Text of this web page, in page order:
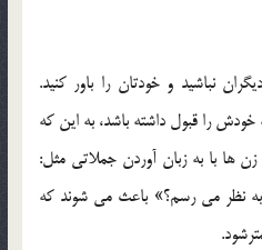
نباشيد و خودتان را باور کنيد.
را قبول داشته باشد، به اين که
زن ها با به زبان آوردن جملاتي مثل:
نظر مي رسم؟» باعث مي شوند که